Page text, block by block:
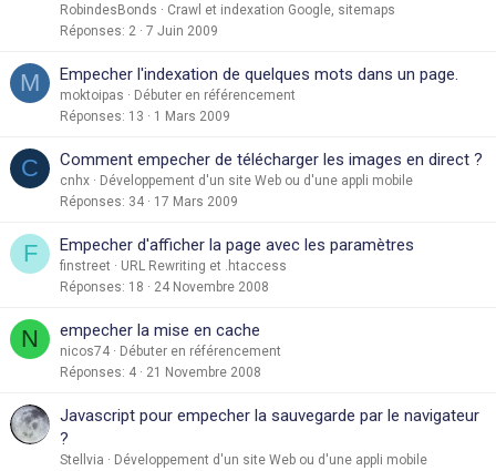
RobindesBonds
Crawl et indexation Google, sitemaps
Réponses 2 7 Juin 2009
M Empecher l'indexation de quelques mots dans un page.
moktoipas
Débuter en référencement
Réponses 13 1 Mars 2009
C Comment empecher de télécharger les images en direct ?
cnhx
Développement d'un site Web ou d'une appli mobile
Réponses 34 17 Mars 2009
F Empecher d'afficher la page avec les paramètres
finstreet
URL Rewriting et .htaccess
Réponses 18 24 Novembre 2008
N empecher la mise en cache
nicos74
Débuter en référencement
Réponses 4 21 Novembre 2008
Javascript pour empecher la sauvegarde par le navigateur
?
Stellvia
Développement d'un site Web ou d'une appli mobile